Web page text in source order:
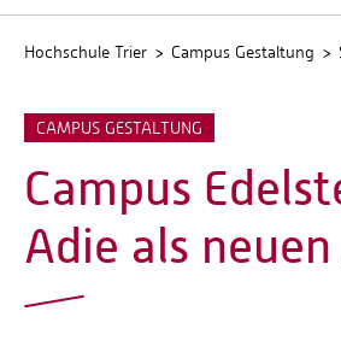
Hochschule Trier Campus Gestaltung
CAMPUS GESTALTUNG
Campus
Adie als